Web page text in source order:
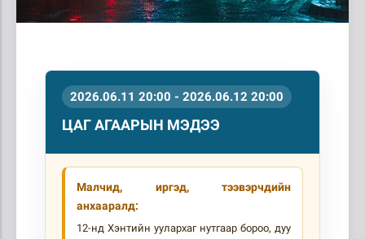
2026.06.11 20:00 - 2026.06.12 20:00
ЦАГ АГААРЫН МЭДЭЭ
Малчид, иргэд, тээвэрчдийн
анхааралд:
12-нд Хэнтийн уулархаг нутгаар бороо, дуу